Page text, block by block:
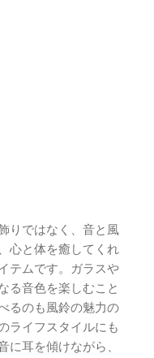
りではなく、音と風
心と体を癒してくれ
テムです。ガラスや
る音色を楽しむこと
るのも風鈴の魅力の
ライフスタイルにも
に耳を傾けながら、